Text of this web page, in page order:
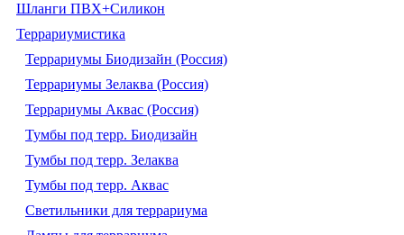
Шланги ПВХ+Силикон
Террариумистика
Террариумы Биодизайн (Россия)
Террариумы Зелаква (Россия)
Террариумы Аквас (Россия)
Тумбы под терр. Биодизайн
Тумбы под терр. Зелаква
Тумбы под терр. Аквас
Светильники для террариума